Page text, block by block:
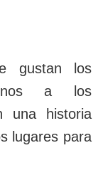
gustan los
a los
una historia
lugares para